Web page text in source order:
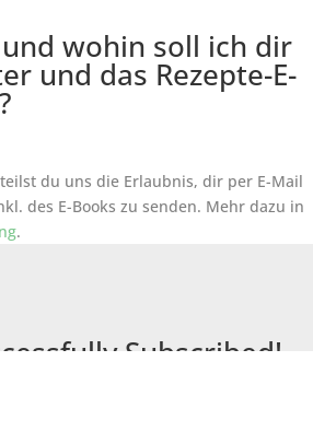
wohin soll ich dir
und das Rezepte-E-
du uns die Erlaubnis, dir per E-Mail
des E-Books zu senden. Mehr dazu in
.
Subscribed!